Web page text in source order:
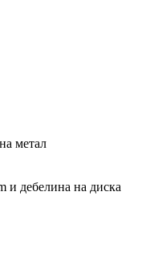
метал
и дебелина на диска